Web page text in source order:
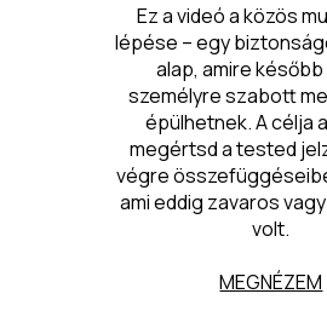
MEGNÉZEM
Ez a videó a közös
lépése – egy
alap, amire később
személyre szabott
épülhetnek. A célja
megértsd a tested
végre
ami eddig zavaros
volt.